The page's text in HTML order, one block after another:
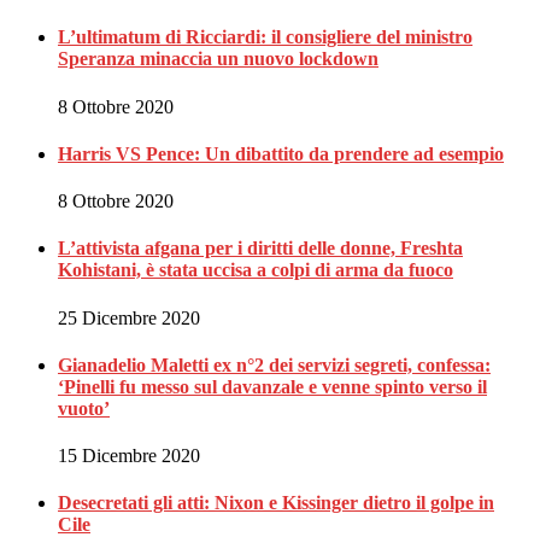
L’ultimatum di Ricciardi: il consigliere del ministro
Speranza minaccia un nuovo lockdown
8 Ottobre 2020
Harris VS Pence: Un dibattito da prendere ad esempio
8 Ottobre 2020
L’attivista afgana per i diritti delle donne, Freshta
Kohistani, è stata uccisa a colpi di arma da fuoco
25 Dicembre 2020
Gianadelio Maletti ex n°2 dei servizi segreti, confessa:
‘Pinelli fu messo sul davanzale e venne spinto verso il
vuoto’
15 Dicembre 2020
Desecretati gli atti: Nixon e Kissinger dietro il golpe in
Cile